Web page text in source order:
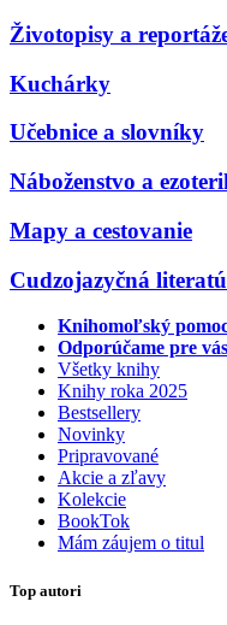
Životopisy a
Kuchárky
Učebnice a slovníky
Náboženstvo a
Mapy a cestovanie
Cudzojazyčná
Knihomoľský
Odporúčame pre vás
Všetky knihy
Knihy roka 2025
Bestsellery
Novinky
Pripravované
Akcie a zľavy
Kolekcie
BookTok
Mám záujem o titul
Top autori